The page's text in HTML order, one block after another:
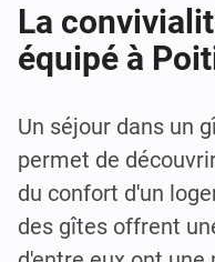
La
équipé à
Un séjour dans un
permet de
du confort d'un
des gîtes offrent